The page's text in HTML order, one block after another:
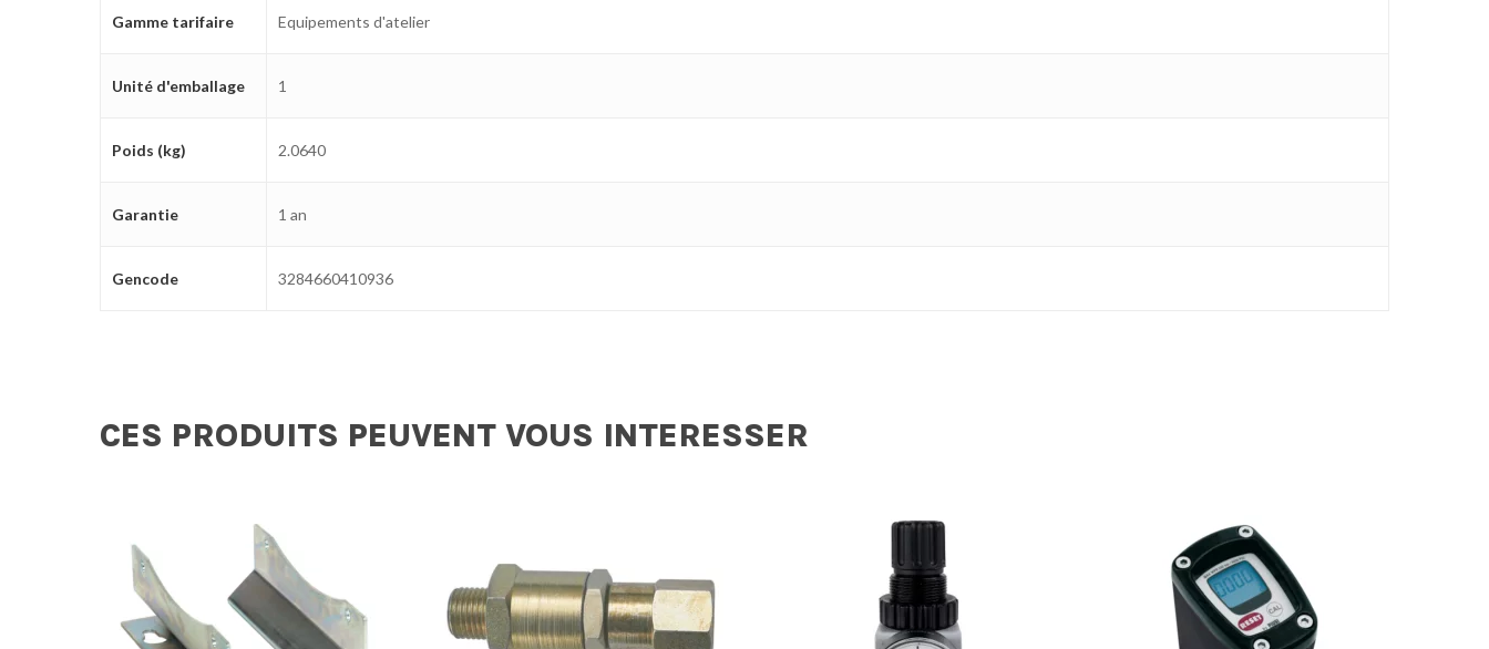
Gamme tarifaire Equipements d'atelier
Unité d'emballage 1
Poids (kg) 2.0640
Garantie 1 an
Gencode 3284660410936
CES PRODUITS PEUVENT VOUS INTERESSER